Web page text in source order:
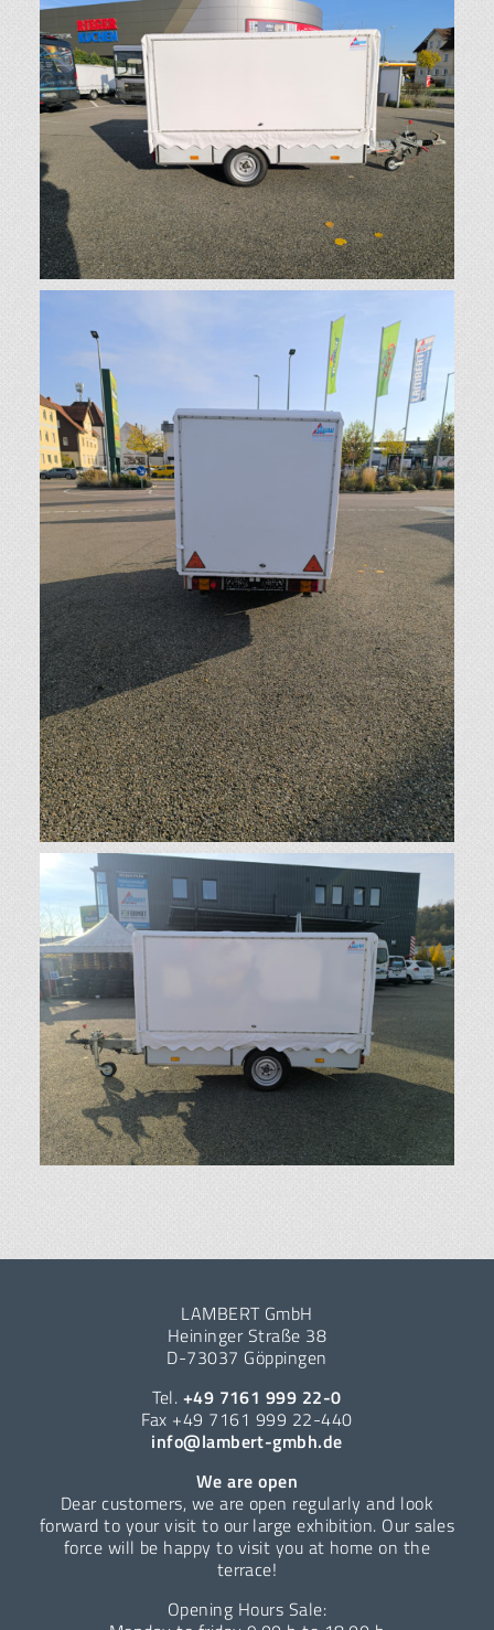
LAMBERT GmbH
Heininger Straße 38
D-73037 Göppingen
Tel. +49 7161 999 22-0
Fax +49 7161 999 22-440
info@lambert-gmbh.de
We are open
Dear customers, we are open regularly and look
forward to your visit to our large exhibition. Our sales
force will be happy to visit you at home on the
terrace!
Opening Hours Sale: